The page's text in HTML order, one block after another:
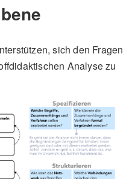
sich den Fragen
Analyse zu